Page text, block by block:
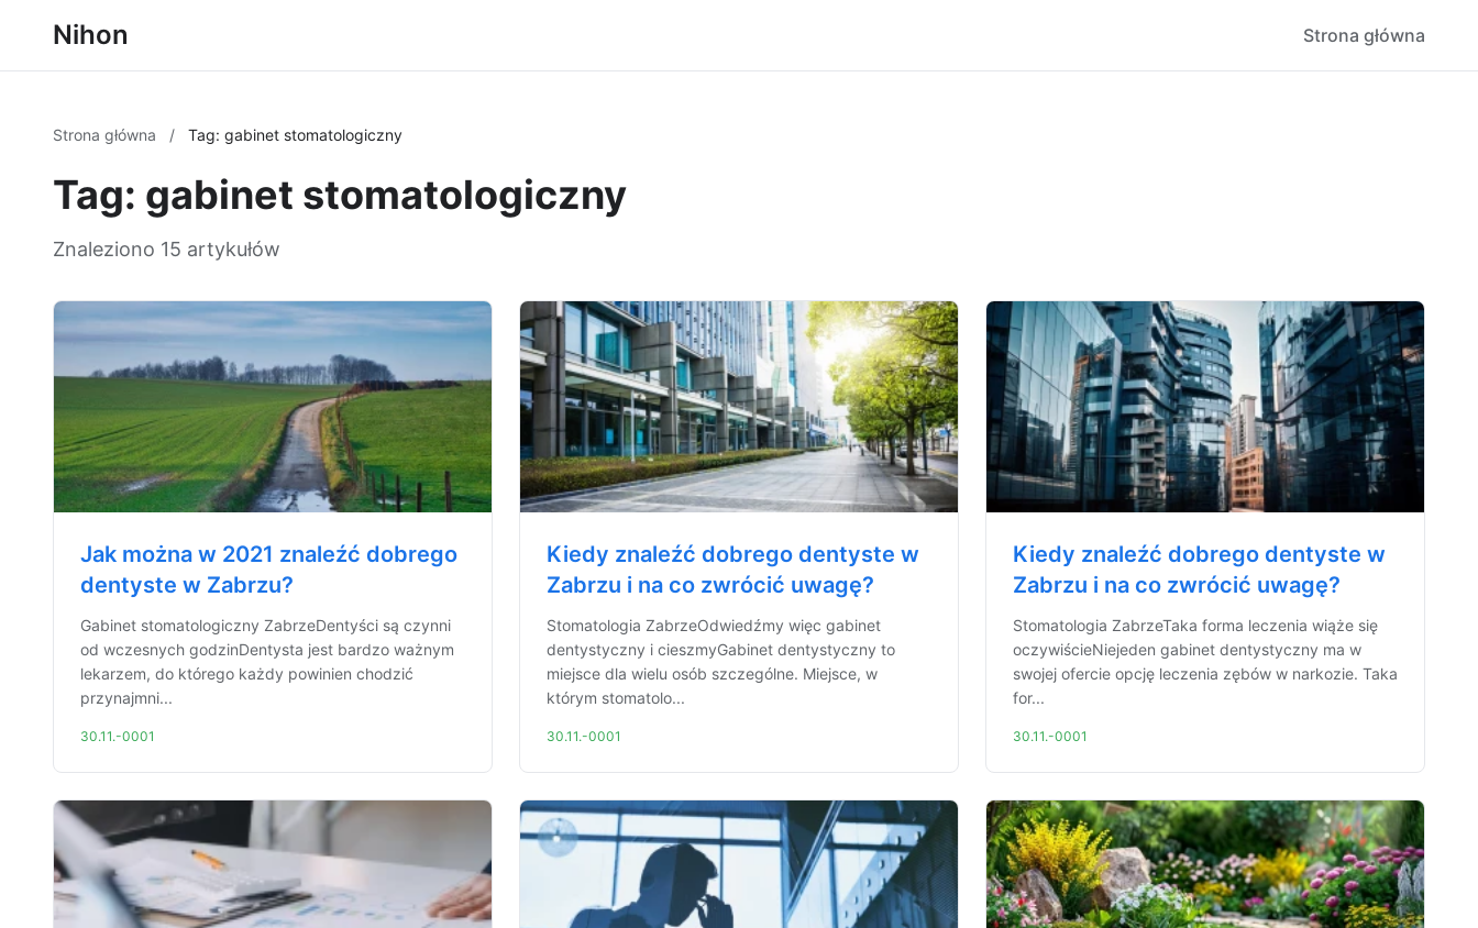
Nihon Strona główna
Strona główna / Tag: gabinet stomatologiczny
Tag: gabinet stomatologiczny
Znaleziono 15 artykułów
Jak można w 2021 znaleźć dobrego
dentyste w Zabrzu?
Gabinet stomatologiczny ZabrzeDentyści są czynni
od wczesnych godzinDentysta jest bardzo ważnym
lekarzem, do którego każdy powinien chodzić
przynajmni...
30.11.-0001
Kiedy znaleźć dobrego dentyste w
Zabrzu i na co zwrócić uwagę?
Stomatologia ZabrzeOdwiedźmy więc gabinet
dentystyczny i cieszmyGabinet dentystyczny to
miejsce dla wielu osób szczególne. Miejsce, w
którym stomatolo...
30.11.-0001
Kiedy znaleźć dobrego dentyste w
Zabrzu i na co zwrócić uwagę?
Stomatologia ZabrzeTaka forma leczenia wiąże się
oczywiścieNiejeden gabinet dentystyczny ma w
swojej ofercie opcję leczenia zębów w narkozie. Taka
for...
30.11.-0001